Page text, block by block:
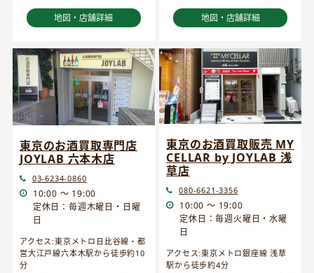
地図・店舗詳細 地図・店舗詳細
東京のお酒買取専門店
JOYLAB 六本木店
03-6234-0860
10:00 ～ 19:00
定休日：毎週木曜日・日曜
日
アクセス:東京メトロ日比谷線・都
営大江戸線六本木駅から徒歩約10
分
東京のお酒買取販売 MY
CELLAR by JOYLAB 浅
草店
080-6621-3356
10:00 ～ 19:00
定休日：毎週火曜日・水曜
日
アクセス:東京メトロ銀座線 浅草
駅から徒歩約4分